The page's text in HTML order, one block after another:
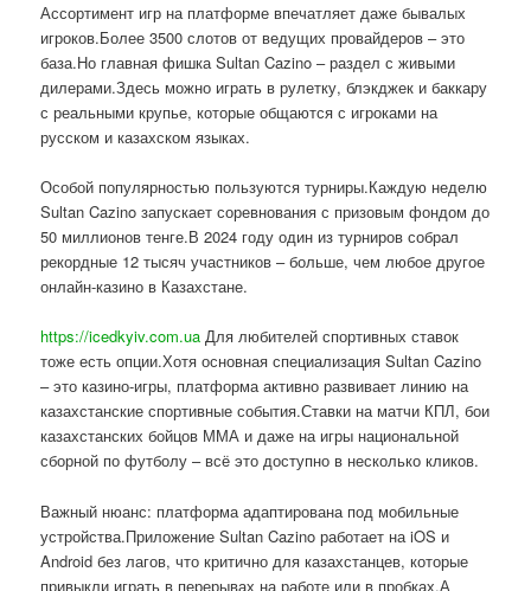
Ассортимент игр на платформе впечатляет даже бывалых
игроков.Более 3500 слотов от ведущих провайдеров – это
база.Но главная фишка Sultan Cazino – раздел с живыми
дилерами.Здесь можно играть в рулетку, блэкджек и баккару
с реальными крупье, которые общаются с игроками на
русском и казахском языках.
Особой популярностью пользуются турниры.Каждую неделю
Sultan Cazino запускает соревнования с призовым фондом до
50 миллионов тенге.В 2024 году один из турниров собрал
рекордные 12 тысяч участников – больше, чем любое другое
онлайн-казино в Казахстане.
https://icedkyiv.com.ua Для любителей спортивных ставок
тоже есть опции.Хотя основная специализация Sultan Cazino
– это казино-игры, платформа активно развивает линию на
казахстанские спортивные события.Ставки на матчи КПЛ, бои
казахстанских бойцов ММА и даже на игры национальной
сборной по футболу – всё это доступно в несколько кликов.
Важный нюанс: платформа адаптирована под мобильные
устройства.Приложение Sultan Cazino работает на iOS и
Android без лагов, что критично для казахстанцев, которые
привыкли играть в перерывах на работе или в пробках.А